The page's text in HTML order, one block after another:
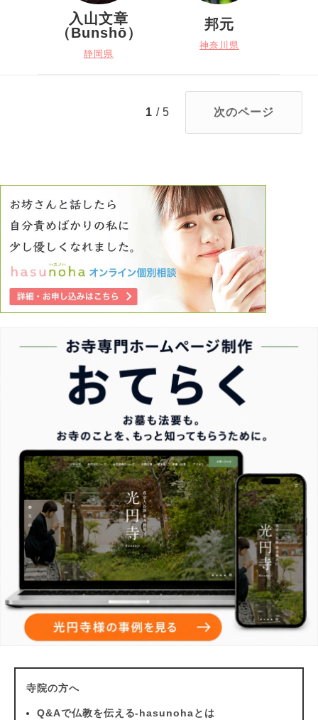
入山文章
（Bunshō）
静岡県
邦元
神奈川県
1 / 5 次のページ
寺院の方へ
Q&Aで仏教を伝える-hasunohaとは